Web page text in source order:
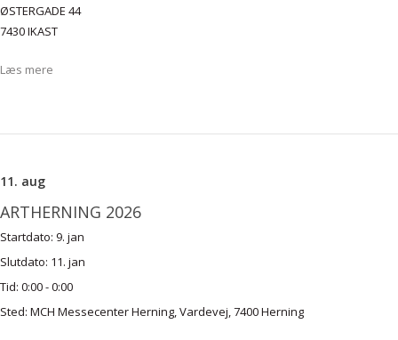
ØSTERGADE 44
7430 IKAST
Læs mere
11. aug
ARTHERNING 2026
Startdato: 9. jan
Slutdato: 11. jan
Tid: 0:00 - 0:00
Sted: MCH Messecenter Herning, Vardevej, 7400 Herning